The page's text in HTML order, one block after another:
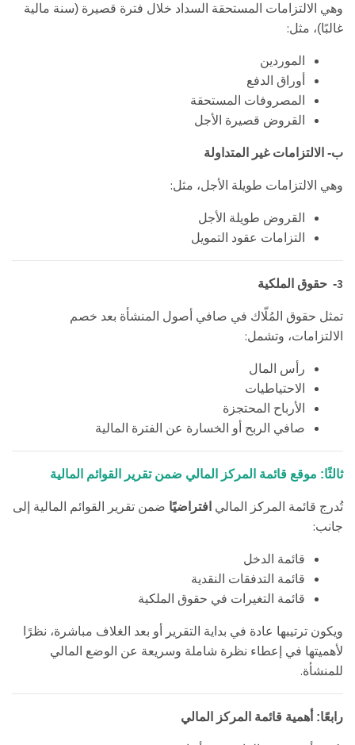
وهي الالتزامات المستحقة السداد خلال فترة قصيرة (سنة مالية
غالبًا)، مثل:
الموردين
أوراق الدفع
المصروفات المستحقة
القروض قصيرة الأجل
ب- الالتزامات غير المتداولة
وهي الالتزامات طويلة الأجل، مثل:
القروض طويلة الأجل
التزامات عقود التمويل
3
- حقوق الملكية
تمثل حقوق المُلّاك في صافي أصول المنشأة بعد خصم
الالتزامات، وتشمل:
رأس المال
الاحتياطيات
الأرباح المحتجزة
صافي الربح أو الخسارة عن الفترة المالية
ثالثًا: موقع قائمة المركز المالي ضمن تقرير القوائم المالية
تُدرج قائمة المركز المالي افتراضيًا ضمن تقرير القوائم المالية إلى
جانب:
قائمة الدخل
قائمة التدفقات النقدية
قائمة التغيرات في حقوق الملكية
ويكون ترتيبها عادة في بداية التقرير أو بعد الغلاف مباشرة، نظرًا
لأهميتها في إعطاء نظرة شاملة وسريعة عن الوضع المالي
للمنشأة.
رابعًا: أهمية قائمة المركز المالي